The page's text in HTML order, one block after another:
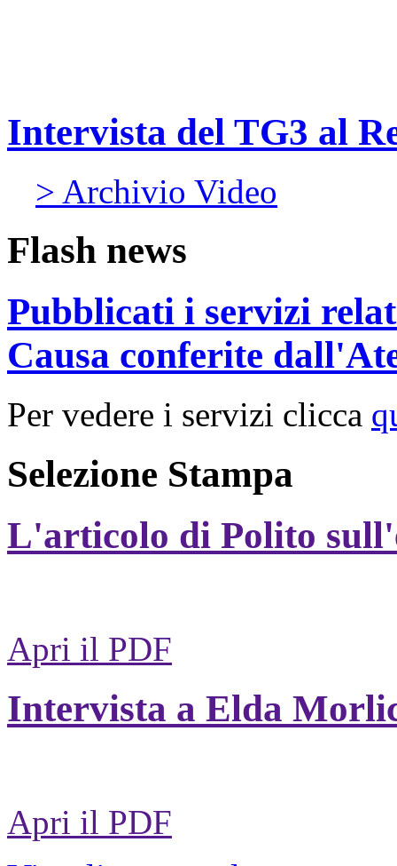
Intervista del TG3 al
> Archivio Video
Flash news
Pubblicati i servizi
Causa conferite
Per vedere i servizi clicca
Selezione Stampa
L'articolo di Polito
Apri il PDF
Intervista a Elda
Apri il PDF